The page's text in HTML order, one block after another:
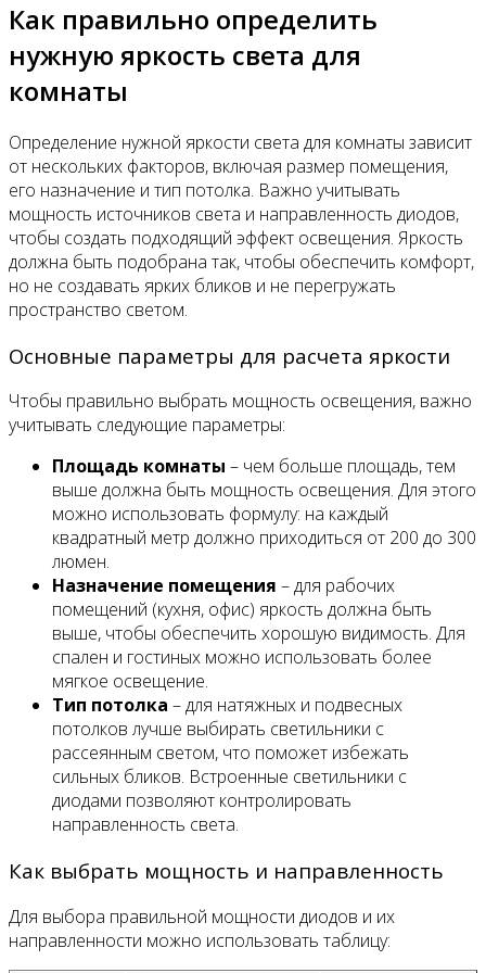
Как правильно определить
нужную яркость света для
комнаты
Определение нужной яркости света для комнаты зависит
от нескольких факторов, включая размер помещения,
его назначение и тип потолка. Важно учитывать
мощность источников света и направленность диодов,
чтобы создать подходящий эффект освещения. Яркость
должна быть подобрана так, чтобы обеспечить комфорт,
но не создавать ярких бликов и не перегружать
пространство светом.
Основные параметры для расчета яркости
Чтобы правильно выбрать мощность освещения, важно
учитывать следующие параметры:
Площадь комнаты – чем больше площадь, тем
выше должна быть мощность освещения. Для этого
можно использовать формулу: на каждый
квадратный метр должно приходиться от 200 до 300
люмен.
Назначение помещения – для рабочих
помещений (кухня, офис) яркость должна быть
выше, чтобы обеспечить хорошую видимость. Для
спален и гостиных можно использовать более
мягкое освещение.
Тип потолка – для натяжных и подвесных
потолков лучше выбирать светильники с
рассеянным светом, что поможет избежать
сильных бликов. Встроенные светильники с
диодами позволяют контролировать
направленность света.
Как выбрать мощность и направленность
Для выбора правильной мощности диодов и их
направленности можно использовать таблицу: